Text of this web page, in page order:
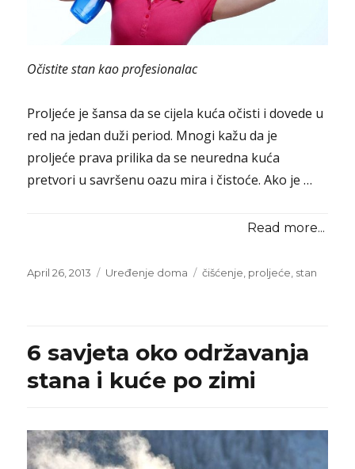
Očistite stan kao profesionalac
Proljeće je šansa da se cijela kuća očisti i dovede u
red na jedan duži period. Mnogi kažu da je
proljeće prava prilika da se neuredna kuća
pretvori u savršenu oazu mira i čistoće. Ako je …
Read more...
Posted
April 26, 2013 Categories
Uređenje doma Tags
čišćenje proljeće stan
6 savjeta oko održavanja
stana i kuće po zimi